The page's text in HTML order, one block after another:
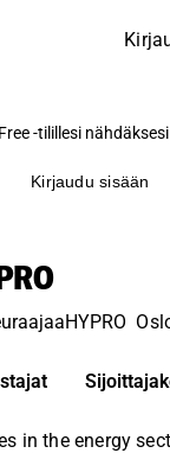
-tilillesi
Kirjaudu sisään
HYPRO
in the energy